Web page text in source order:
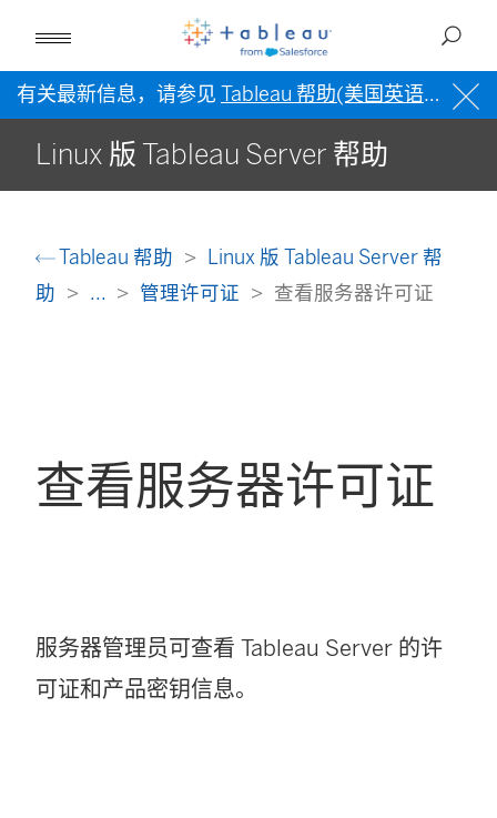
有关最新信息，请参见 Tableau 帮助(美国英语) 。
Linux 版 Tableau Server 帮助
Tableau 帮助
Linux 版 Tableau Server 帮
助
... 管理许可证 查看服务器许可证
查看服务器许可证
服务器管理员可查看 Tableau Server 的许
可证和产品密钥信息。